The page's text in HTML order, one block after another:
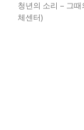
청년의 소리 – 그
체센터)